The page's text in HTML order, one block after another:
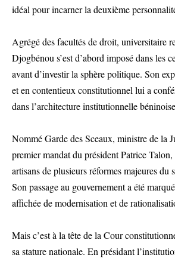
idéal pour incarner la deuxième
Agrégé des facultés de droit, universitaire
Djogbénou s’est d’abord imposé dans les
avant d’investir la sphère politique. Son
et en contentieux constitutionnel lui a
dans l’architecture institutionnelle
Nommé Garde des Sceaux, ministre de la
premier mandat du président Patrice Talon,
artisans de plusieurs réformes majeures du
Son passage au gouvernement a été
affichée de modernisation et de
Mais c’est à la tête de la Cour
sa stature nationale. En présidant